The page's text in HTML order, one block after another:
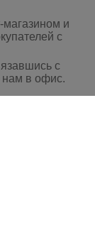
магазином и
с
с
нам в офис.